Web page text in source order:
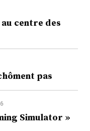
centre des
pas
Simulator »